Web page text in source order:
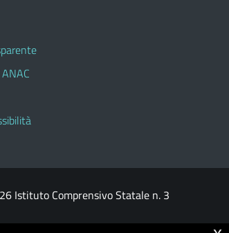
Istituto Comprensivo Statale n. 3